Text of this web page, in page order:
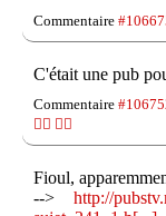
Commentaire
C'était une pub
Commentaire
👍🏽 👎🏽
Fioul,
--> http://